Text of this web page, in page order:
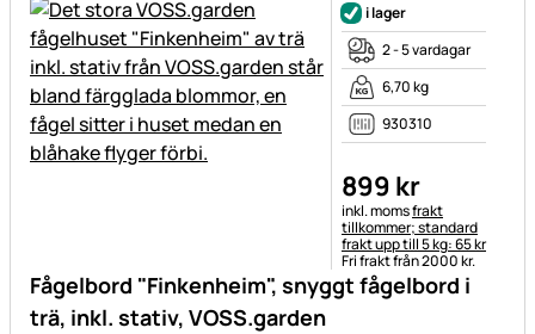
Fågelbord "Finkenheim", snyggt fågelbord i
trä, inkl. stativ, VOSS.garden
i lager
2 - 5 vardagar
6,70 kg
930310
899 kr
Skatteinformation:
inkl. momsfrakt
tillkommer; standard
frakt upp till 5 kg: 65 kr
Fri frakt från 2000 kr.